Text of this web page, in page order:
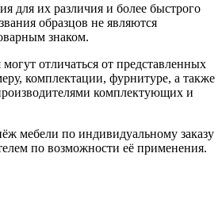
для их различия и более быстрого
образцов не являются
знаком.
отличаться от представленных
комплектации, фурнитуре, а также
комплектующих и
мебели по индивидуальному заказу
по возможности её применения.